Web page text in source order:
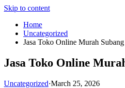
Skip to content
Home
Uncategorized
Jasa Toko Online Murah Subang
Jasa Toko Online
Uncategorized·March 25, 2026